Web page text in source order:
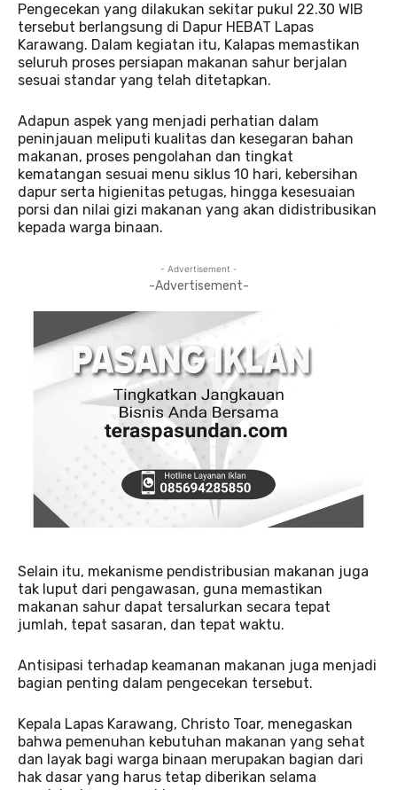
Pengecekan yang dilakukan sekitar pukul 22.30 WIB
tersebut berlangsung di Dapur HEBAT Lapas
Karawang. Dalam kegiatan itu, Kalapas memastikan
seluruh proses persiapan makanan sahur berjalan
sesuai standar yang telah ditetapkan.
Adapun aspek yang menjadi perhatian dalam
peninjauan meliputi kualitas dan kesegaran bahan
makanan, proses pengolahan dan tingkat
kematangan sesuai menu siklus 10 hari, kebersihan
dapur serta higienitas petugas, hingga kesesuaian
porsi dan nilai gizi makanan yang akan didistribusikan
kepada warga binaan.
- Advertisement -
-Advertisement-
Selain itu, mekanisme pendistribusian makanan juga
tak luput dari pengawasan, guna memastikan
makanan sahur dapat tersalurkan secara tepat
jumlah, tepat sasaran, dan tepat waktu.
Antisipasi terhadap keamanan makanan juga menjadi
bagian penting dalam pengecekan tersebut.
Kepala Lapas Karawang, Christo Toar, menegaskan
bahwa pemenuhan kebutuhan makanan yang sehat
dan layak bagi warga binaan merupakan bagian dari
hak dasar yang harus tetap diberikan selama